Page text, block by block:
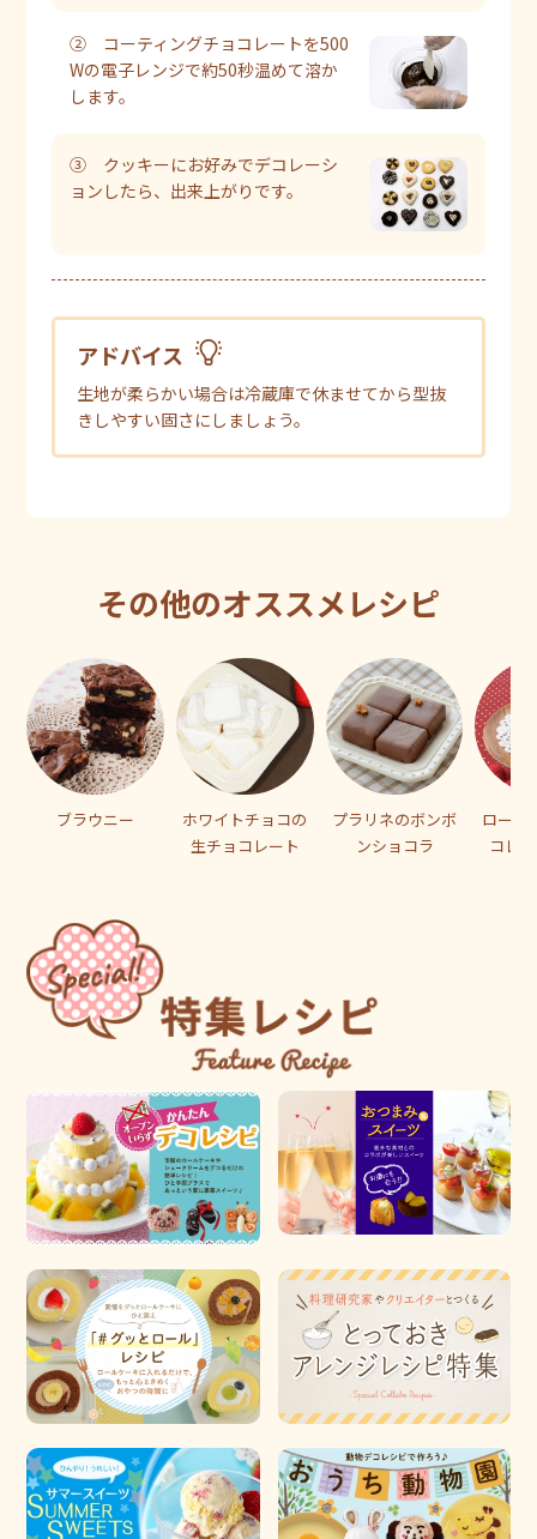
② コーティングチョコレートを500
Wの電子レンジで約50秒温めて溶か
します。
③ クッキーにお好みでデコレーシ
ョンしたら、出来上がりです。
アドバイス
生地が柔らかい場合は冷蔵庫で休ませてから型抜
きしやすい固さにしましょう。
その他のオススメレシピ
ブラウニー
ホワイトチョコの
生チョコレート
プラリネのボンボ
ンショコラ
ロール
コレ